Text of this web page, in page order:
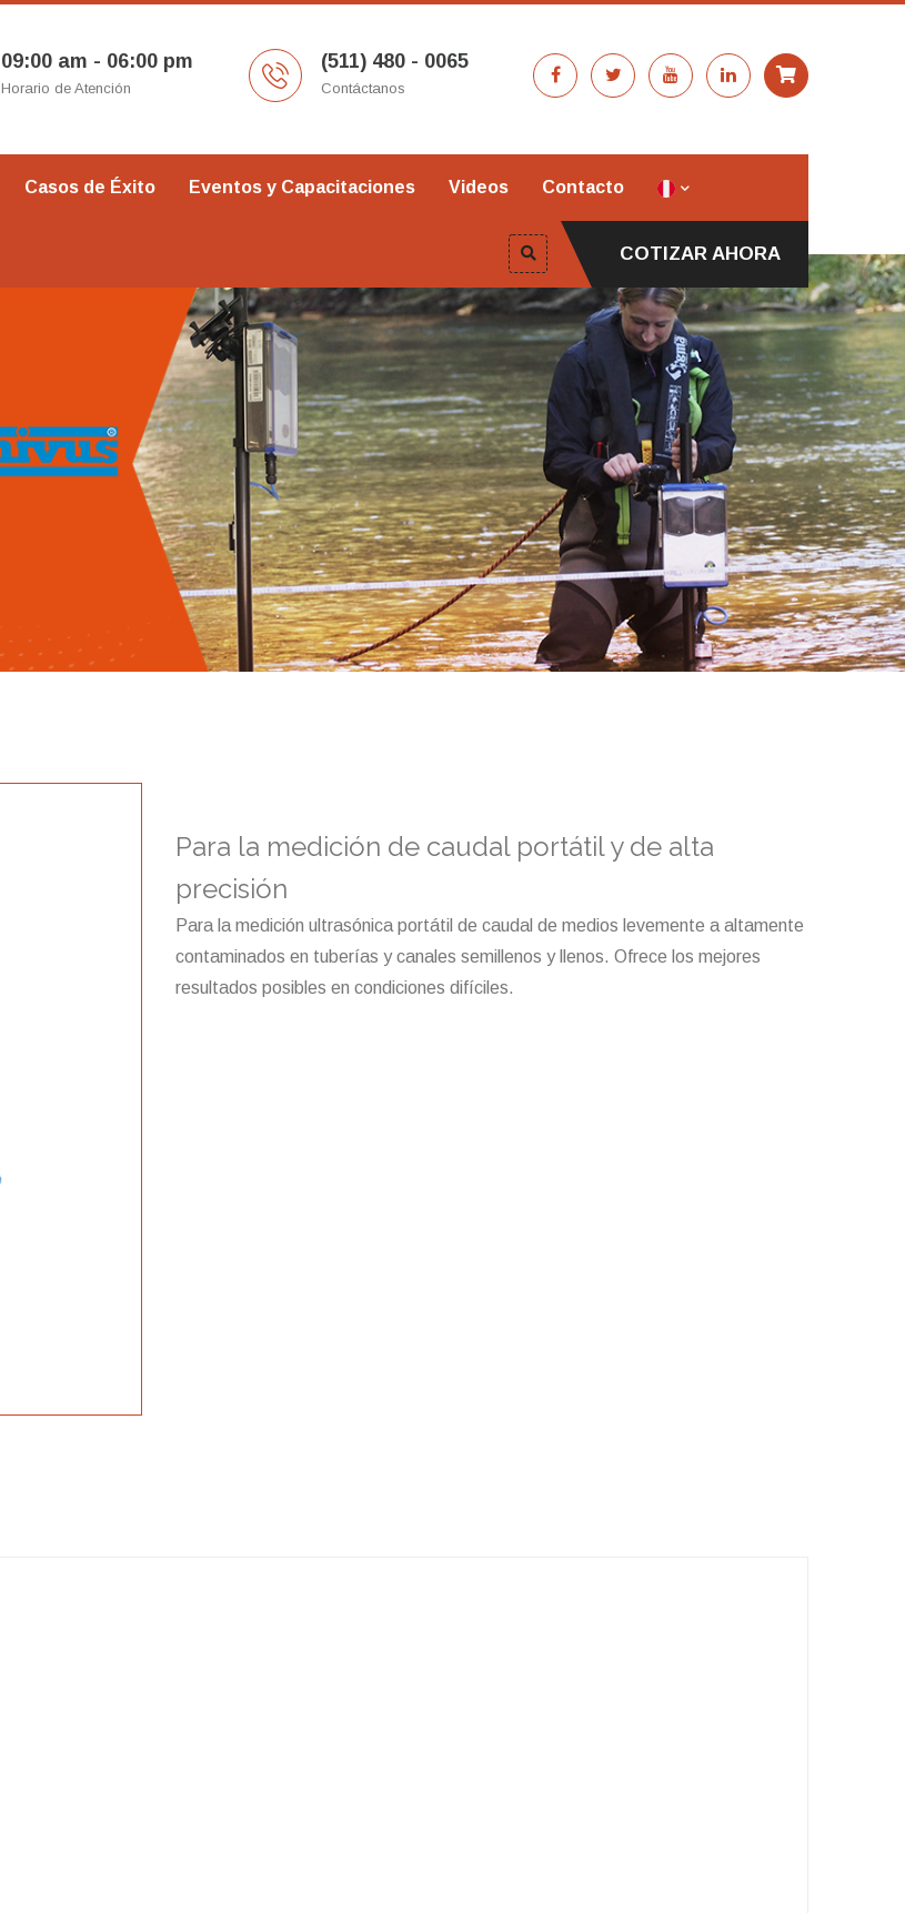
09:00 am - 06:00 pm
Horario de Atención
(511) 480 - 0065
Contáctanos
Casos de Éxito Eventos y Capacitaciones Videos Contacto
COTIZAR AHORA
Para la medición de caudal portátil y de alta
precisión
Para la medición ultrasónica portátil de caudal de medios levemente a altamente
contaminados en tuberías y canales semillenos y llenos. Ofrece los mejores
resultados posibles en condiciones difíciles.